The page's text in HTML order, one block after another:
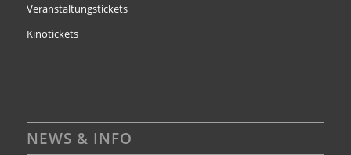
Veranstaltungstickets
Kinotickets
NEWS & INFO